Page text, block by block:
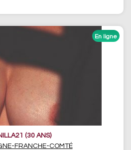
(30 ANS)
FRANCHE-COMTÉ